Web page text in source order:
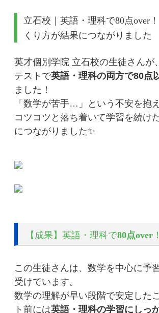
立石校｜英語・理科で80点over
くり方が結果につながりました
英才個別学院 立石校の生徒さんが
テストで英語・理科の両方で80点
ました！
「数学が苦手…」という不安を抱
コツコツと落ち着いて学習を続け
につながりました✨
【成果】英語・理科で80点over ！
この生徒さんは、数学を中心に予
受けています。
数学の理解が早い段階で安定した
ト前には英語・理科の学習にしっ